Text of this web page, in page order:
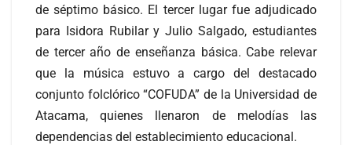
de séptimo básico. El tercer lugar fue adjudicado
para Isidora Rubilar y Julio Salgado, estudiantes
de tercer año de enseñanza básica. Cabe relevar
que la música estuvo a cargo del destacado
conjunto folclórico “COFUDA” de la Universidad de
Atacama, quienes llenaron de melodías las
dependencias del establecimiento educacional.